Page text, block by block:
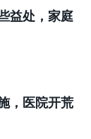
益处，家庭
，医院开荒